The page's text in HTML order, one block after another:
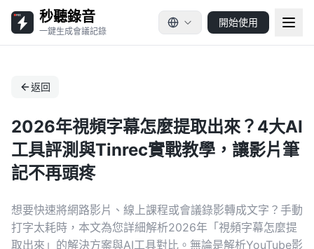
秒聽錄音
一鍵生成會議記錄
開始使用
返回
2026年視頻字幕怎麼提取出來？4大AI
工具評測與Tinrec實戰教學，讓影片筆
記不再頭疼
想要快速將網路影片、線上課程或會議錄影轉成文字？手動
打字太耗時，本文為您詳細解析2026年「視頻字幕怎麼提
取出來」的解決方案與AI工具對比。無論是解析YouTube影